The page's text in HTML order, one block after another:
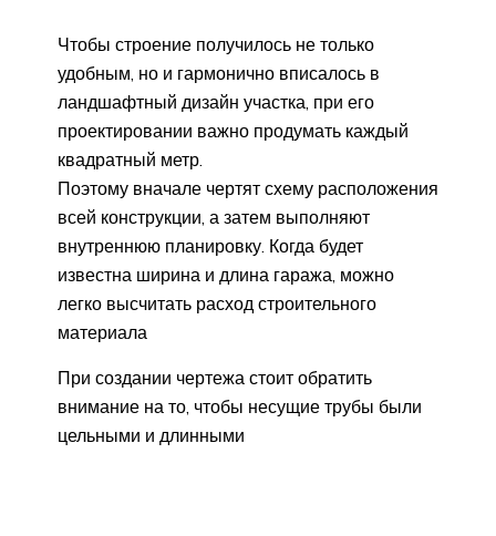
Чтобы строение получилось не только
удобным, но и гармонично вписалось в
ландшафтный дизайн участка, при его
проектировании важно продумать каждый
квадратный метр.
Поэтому вначале чертят схему расположения
всей конструкции, а затем выполняют
внутреннюю планировку. Когда будет
известна ширина и длина гаража, можно
легко высчитать расход строительного
материала
При создании чертежа стоит обратить
внимание на то, чтобы несущие трубы были
цельными и длинными